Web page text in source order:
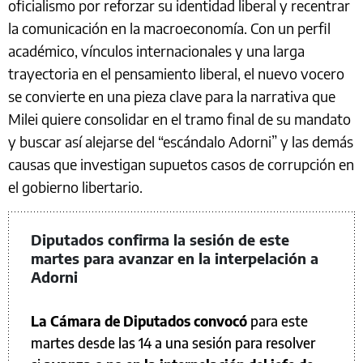
oficialismo por reforzar su identidad liberal y recentrar
la comunicación en la macroeconomía. Con un perfil
académico, vínculos internacionales y una larga
trayectoria en el pensamiento liberal, el nuevo vocero
se convierte en una pieza clave para la narrativa que
Milei quiere consolidar en el tramo final de su mandato
y buscar así alejarse del “escándalo Adorni” y las demás
causas que investigan supuetos casos de corrupción en
el gobierno libertario.
Diputados confirma la sesión de este
martes para avanzar en la interpelación a
Adorni
La Cámara de Diputados convocó para este
martes desde las 14 a una sesión para resolver